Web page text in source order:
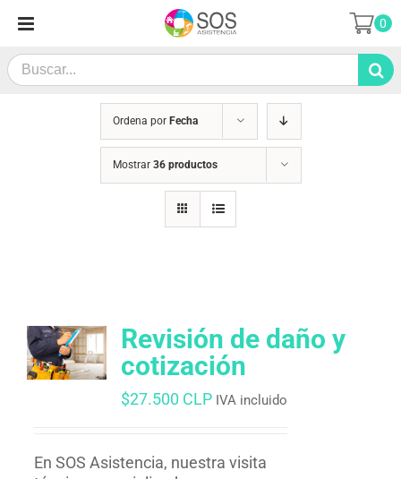
contenido
Search
for:
0
Ordena por Fecha
Mostrar 36 productos
Revisión de daño y
cotización
$27.500 CLP IVA incluido
En SOS Asistencia, nuestra visita